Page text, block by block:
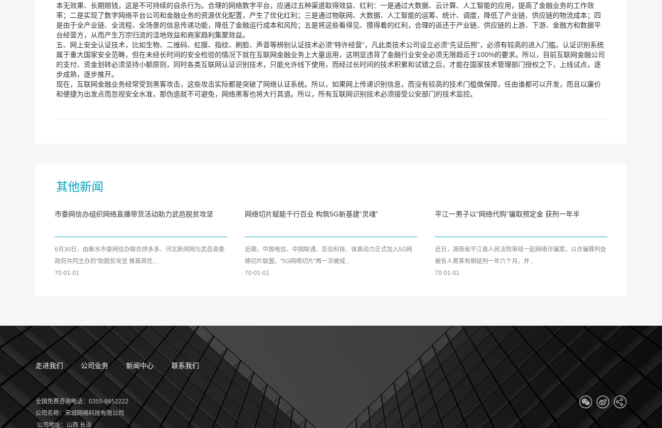
本无效果、长期赔钱，这是不可持续的自杀行为。合理的网络数字平台，应通过五种渠道取得效益、红利：一是通过大数据、云计算、人工智能的应用，提高了金融业务的工作效
率；二是实现了数字网络平台公司和金融业务的资源优化配置，产生了优化红利；三是通过物联网、大数据、人工智能的运筹、统计、调度，降低了产业链、供应链的物流成本；四
是由于全产业链、全流程、全场景的信息传递功能，降低了金融运行成本和风险；五是将这些看得见、摸得着的红利，合理的返还于产业链、供应链的上游、下游、金融方和数据平
台经营方，从而产生万宗归流的洼地效益和商家趋利集聚效益。
五、网上安全认证技术，比如生物、二维码、虹膜、指纹、刷脸、声音等辨别认证技术必须“特许经营”，凡此类技术公司设立必须“先证后照”，必须有较高的进入门槛。认证识别系统
属于重大国家安全范畴，但在未经长时间的安全检验的情况下就在互联网金融业务上大量运用，这明显违背了金融行业安全必须无限趋近于100%的要求。所以，目前互联网金融公司
的支付、资金划转必须坚持小额原则，同时各类互联网认证识别技术，只能允许线下使用，而经过长时间的技术积累和试错之后，才能在国家技术管理部门授权之下，上线试点，逐
步成熟，逐步推开。
现在，互联网金融业务经常受到黑客攻击，这些攻击实际都是突破了网络认证系统。所以，如果网上传递识别信息，而没有较高的技术门槛做保障，任由谁都可以开发，而且以廉价
和便捷为出发点而忽视安全水准，那伪造就不可避免，网络黑客也将大行其道。所以，所有互联网识别技术必须接受公安部门的技术监控。
其他新闻
市委网信办组织网络直播带货活动助力武邑脱贫攻坚
6月30日，由衡水市委网信办联合拼多多、河北新闻网与武邑县委
政府共同主办的"助脱贫攻坚 推冀商优...
70-01-01
网络切片赋能千行百业 构筑5G新基建“灵魂”
近期，中国电信、中国联通、亚信科技、体奥动力正式加入5G网
络切片联盟。"5G网络切片"再一次被成...
70-01-01
平江一男子以“网络代购”骗取预定金 获刑一年半
近日，湖南省平江县人民法院审结一起网络诈骗案，以诈骗罪判处
被告人黄某有期徒刑一年六个月，并...
70-01-01
走进我们 公司业务 新闻中心 联系我们
全国免费咨询电话：0355-6652222
公司名称：宋城网络科技有限公司
公司地址： 山西 长治